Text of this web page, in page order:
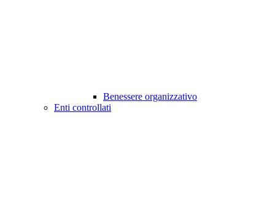
Benessere organizzativo
Enti controllati